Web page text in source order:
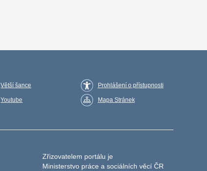
Větší šance
Youtube
Prohlášení o přístupnosti
Mapa Stránek
Zřizovatelem portálu je
Ministerstvo práce a sociálních věcí ČR